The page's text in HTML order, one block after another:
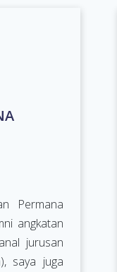
Permana
angkatan
jurusan
saya juga